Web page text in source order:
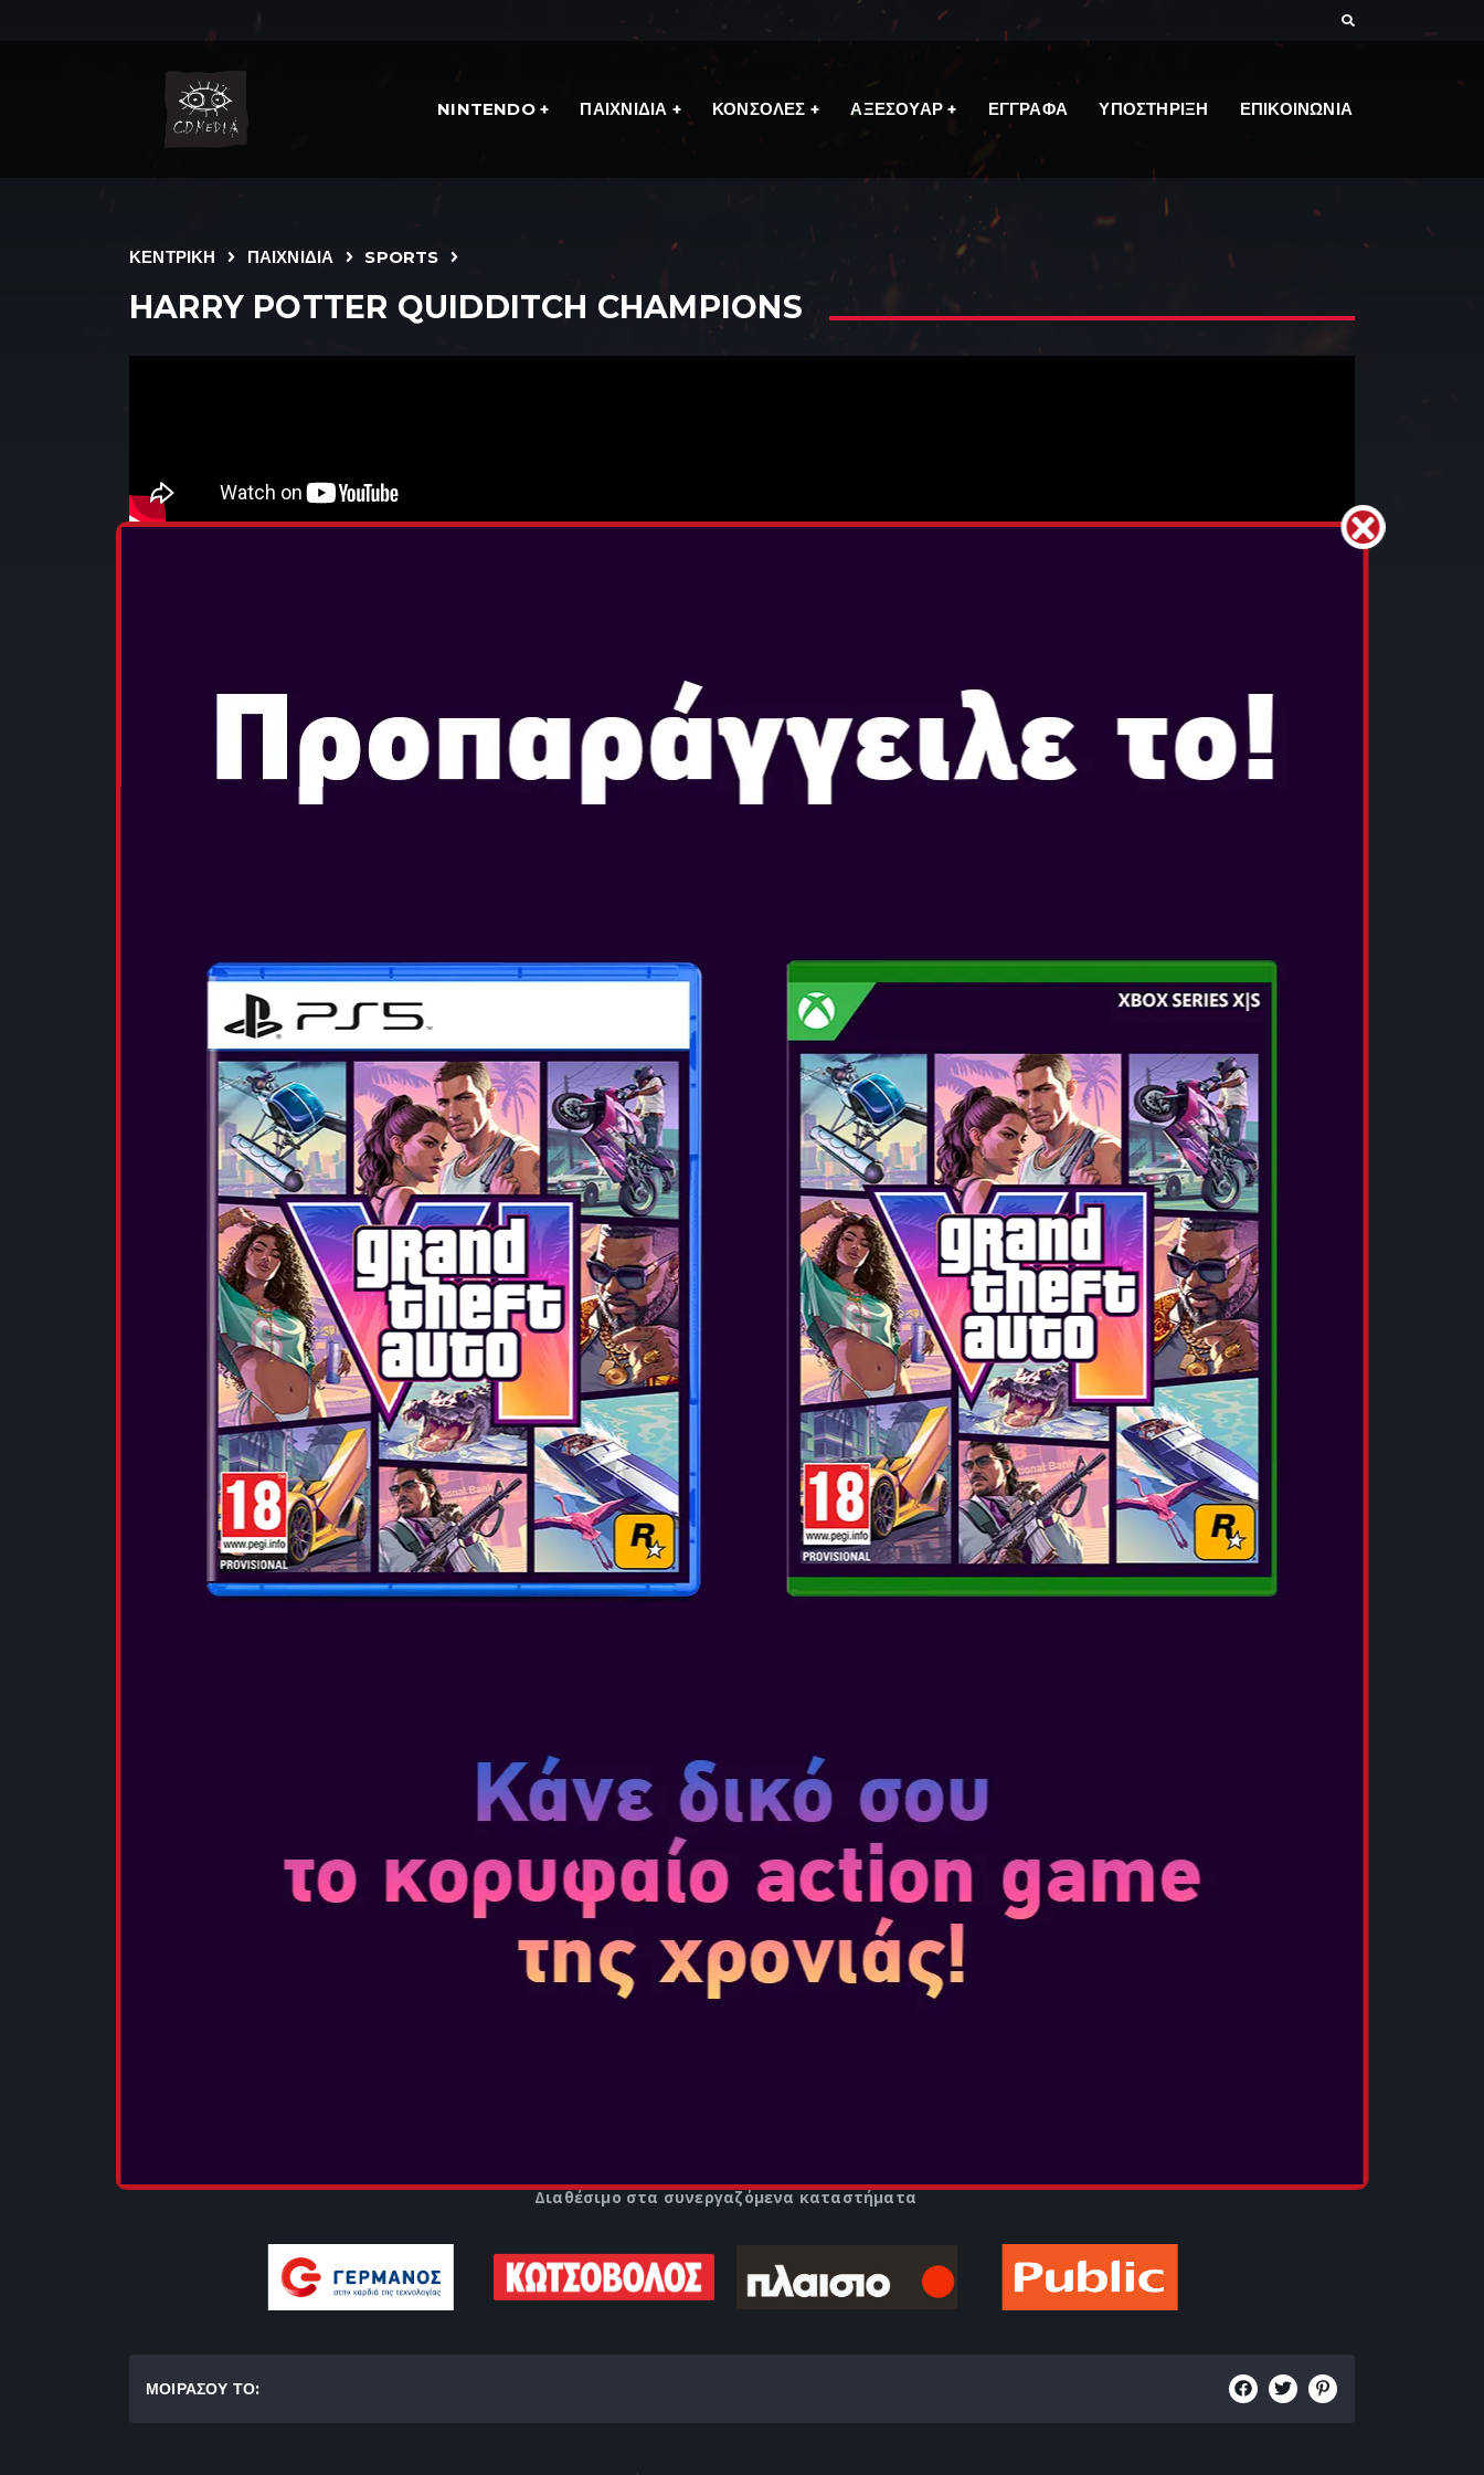
NINTENDO ΠΑΙΧΝΙΔΙΑ ΚΟΝΣΟΛΕΣ ΑΞΕΣΟΥΑΡ ΕΓΓΡΑΦΑ ΥΠΟΣΤΗΡΙΞΗ ΕΠΙΚΟΙΝΩΝΙΑ
ΚΕΝΤΡΙΚΗ ΠΑΙΧΝΙΔΙΑ SPORTS
HARRY POTTER QUIDDITCH CHAMPIONS
HARRY POTTER QUIDDITCH
CHAMPIONS
Ημερομηνία Κυκλοφορίας: Νοε 8, 2024
ΤΟ ΕΠΟΜΕΝΟ ΚΕΦΑΛΑΙΟ ΑΠΟΓΕΙΩΝΕΤΑΙ!
Μπείτε στον συναρπαστικό κόσμο του Quidditch παίζοντας μόνος ή
μοιραστείτε τη μαγεία του παιχνιδιού με τους φίλους και την οικογένεια σας.
ΠΟΛΛΟΙ ΤΡΟΠΟΙ ΓΙΑ ΝΑ ΠΑΙΞΕΤΕ
Career Mode:
Από παιχνίδια στον κήπο του Weasley Burrow έως
συναρπαστικούς αγώνες για το Quidditch World Cup, εξασκηθείτε και γίνετε
πρωταθλητής σε solo παιχνίδια ή σε online co-op με ομάδες από έως τρεις
φίλους.
Exhibition Matches:Στήστε την ομάδα σας, το χάρτη, τη δυσκολία και παίξτε
μόνος ή σε ομάδες από έως τρεις φίλους στο online co-op.
Player vs Player:Δοκιμάστε τις ικανότητες σας σε διαδικτυακούς αγώνες
ενάντια σε άλλες ομάδες Quidditch.
ΖΗΣΤΕ ΤΗ ΦΑΝΤΑΣΙΑ ΤΟΥ QUIDDITCH
Σχεδιάστε τη στρατηγική σας:
χρησιμοποιώντας πόντους και προσαρμόστε το στυλ του παιχνιδιού σας για
κάθε θέση. Αλλάξτε τον τρόπο που πετάτε αλλάζοντας και αναβαθμίζοντας τη
Παίξτε ως ο εαυτός σας ή ως ένας από τους εικονικού χαρακτήρες από το
Harry Potter: Επιλογές τροποποίησης χαρακτήρα και κλασσικά σχέδια
χαρακτήρων σας επιτρέπουν να εκφράσετε το προσωπικό σας στυλ
παιχνιδιού.
Το Harry Potter: Quidditch Champions Deluxe Pack περιλαμβάνει Σκούπες,
Διαθέσιμο στα συνεργαζόμενα καταστήματα
ΜΟΙΡΑΣΟΥ ΤΟ: